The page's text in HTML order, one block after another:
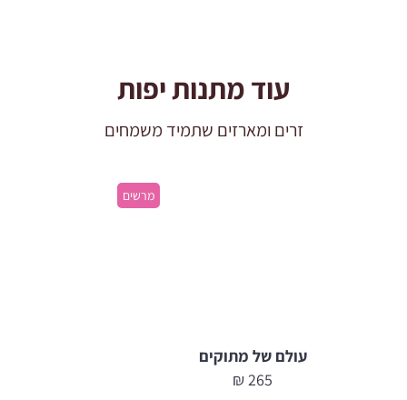
עוד מתנות יפות
זרים ומארזים שתמיד משמחים
מרשים
עולם של מתוקים
265
₪